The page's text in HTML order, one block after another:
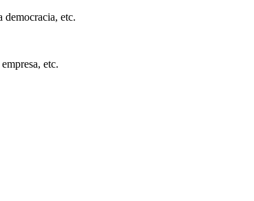
democracia, etc.
etc.